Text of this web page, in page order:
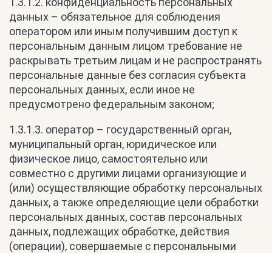
данных – обязательное для соблюдения
оператором или иным получившим доступ к
персональным данным лицом требование не
раскрывать третьим лицам и не распространять
персональные данные без согласия субъекта
персональных данных, если иное не
предусмотрено федеральным законом;
1.3.1.3. оператор – государственный орган,
муниципальный орган, юридическое или
физическое лицо, самостоятельно или
совместно с другими лицами организующие и
(или) осуществляющие обработку персональных
данных, а также определяющие цели обработки
персональных данных, состав персональных
данных, подлежащих обработке, действия
(операции), совершаемые с персональными